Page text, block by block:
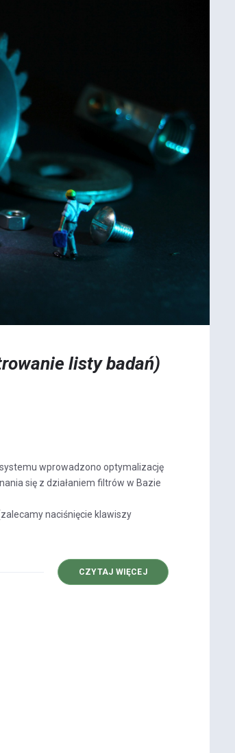
listy badań)
wprowadzono optymalizację
się z działaniem filtrów w Bazie
naciśnięcie klawiszy
CZYTAJ WIĘCEJO
AKTUALIZACJA
SYSTEMU